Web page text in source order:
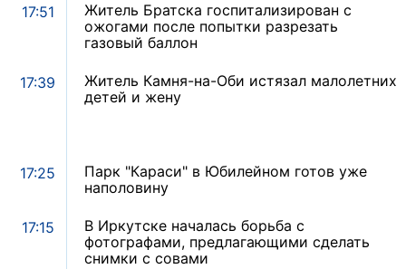
17:51
Житель Братска госпитализирован с
ожогами после попытки разрезать
газовый баллон
17:39
Житель Камня-на-Оби истязал малолетних
детей и жену
17:25
Парк "Караси" в Юбилейном готов уже
наполовину
17:15
В Иркутске началась борьба с
фотографами, предлагающими сделать
снимки с совами